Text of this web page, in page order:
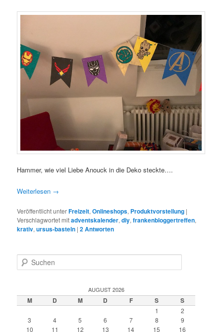
Hammer, wie viel Liebe Anouck in die Deko steckte….
Weiterlesen →
Veröffentlicht unterFreizeit,Onlineshops, Produktvorstellung |
Verschlagwortet mitadventskalender,diy,frankenbloggertreffen,
krativ,ursus-basteln |2Antworten
u
e
n
AUGUST 2026
M D M D F S S
1
2
3
4 5 6 7 8
9
10
11 12 13 14 15 16